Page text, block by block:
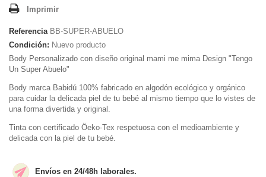
Imprimir
Referencia BB-SUPER-ABUELO
Condición: Nuevo producto
Body Personalizado con diseño original mami me mima Design "Tengo
Un Super Abuelo"
Body marca Babidú 100% fabricado en algodón ecológico y orgánico
para cuidar la delicada piel de tu bebé al mismo tiempo que lo vistes de
una forma divertida y original.
Tinta con certificado Öeko-Tex respetuosa con el medioambiente y
delicada con la piel de tu bebé.
Envíos en 24/48h laborales.